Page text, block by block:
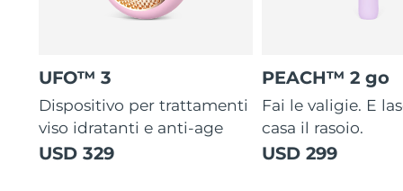
UFO™ 3
Dispositivo per trattamenti
viso idratanti e anti-age
USD 329
PEACH™ 2 go
Fai le valigie. E
casa il rasoio.
USD 299